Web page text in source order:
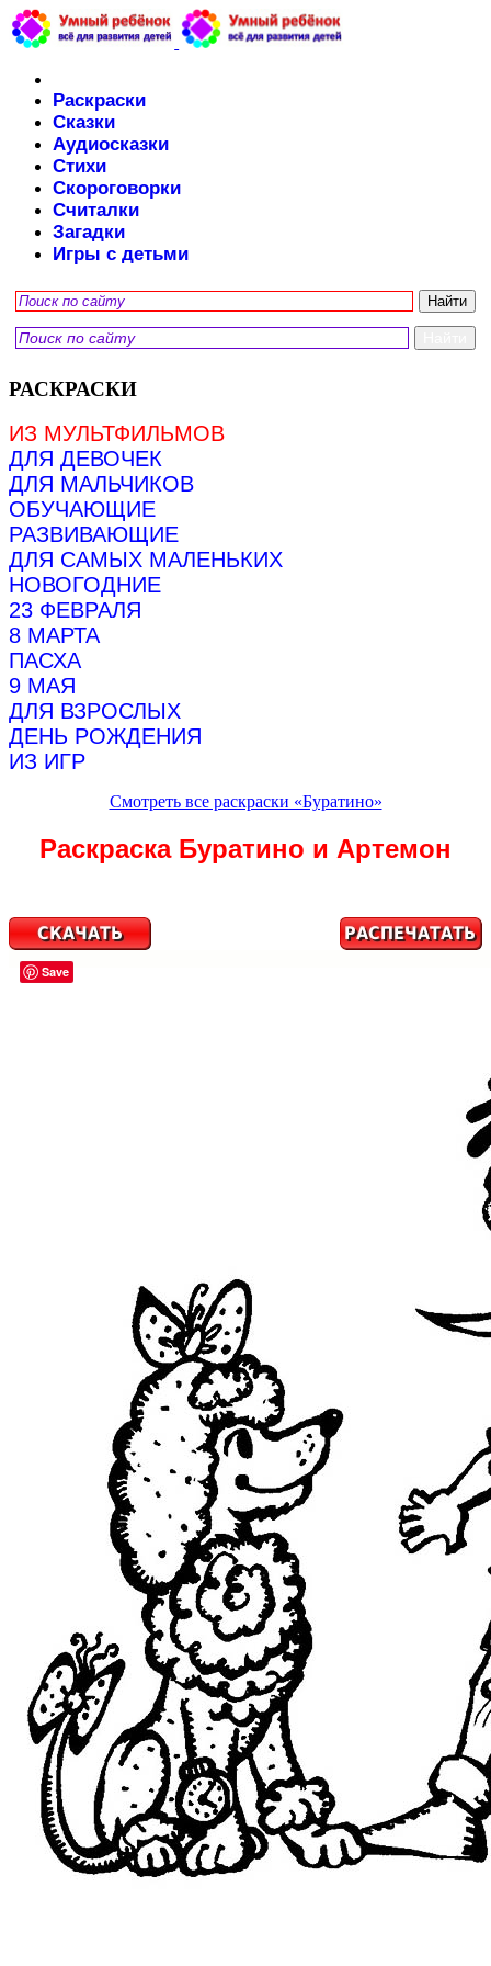
Раскраски
Сказки
Аудиосказки
Стихи
Скороговорки
Считалки
Загадки
Игры с детьми
РАСКРАСКИ
ИЗ МУЛЬТФИЛЬМОВ
ДЛЯ ДЕВОЧЕК
ДЛЯ МАЛЬЧИКОВ
ОБУЧАЮЩИЕ
РАЗВИВАЮЩИЕ
ДЛЯ САМЫХ МАЛЕНЬКИХ
НОВОГОДНИЕ
23 ФЕВРАЛЯ
8 МАРТА
ПАСХА
9 МАЯ
ДЛЯ ВЗРОСЛЫХ
ДЕНЬ РОЖДЕНИЯ
ИЗ ИГР
Смотреть все раскраски «Буратино»
Раскраска Буратино и Артемон
Save